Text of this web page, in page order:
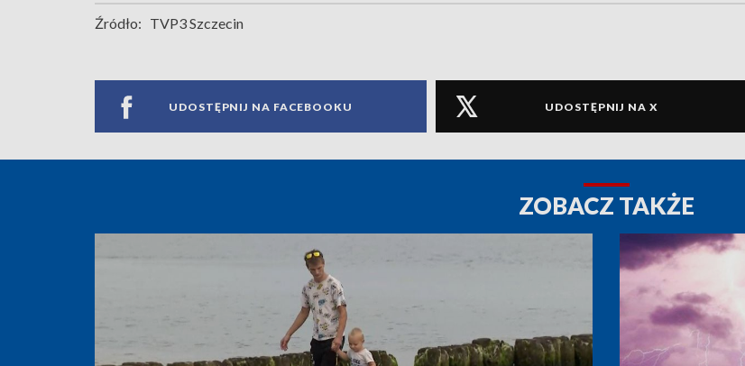
Źródło: TVP3 Szczecin
UDOSTĘPNIJ NA FACEBOOKU UDOSTĘPNIJ NA X
ZOBACZ TAKŻE